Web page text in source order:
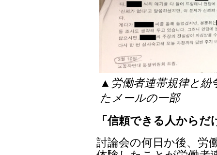
▲労働者連帯規律と紛
たメールの一部
「信頼できる人から
討論会の何日か後、労